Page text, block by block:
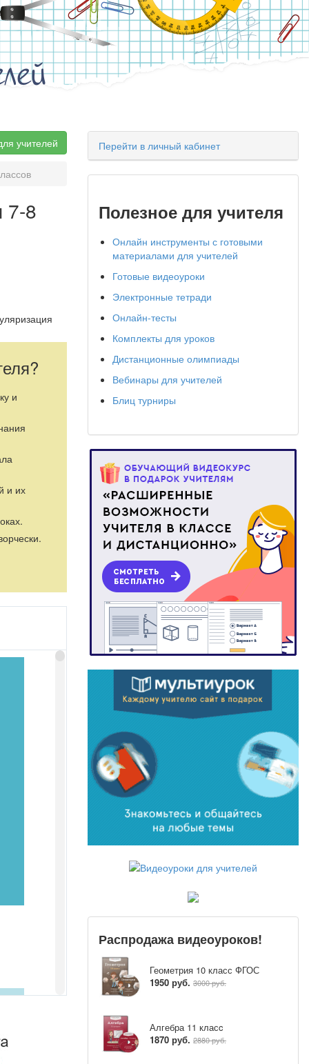
учителей
7-8
работе.
своего
заросло
и
и их
Перейти в личный кабинет
Полезное для учителя
Онлайн инструменты с готовыми
материалами для учителей
Готовые видеоуроки
Электронные тетради
Онлайн-тесты
Комплекты для уроков
Дистанционные олимпиады
Вебинары для учителей
Блиц турниры
Распродажа видеоуроков!
Геометрия 10 класс ФГОС
1950 руб. 3000 руб.
Алгебра 11 класc
1870 руб. 2880 руб.